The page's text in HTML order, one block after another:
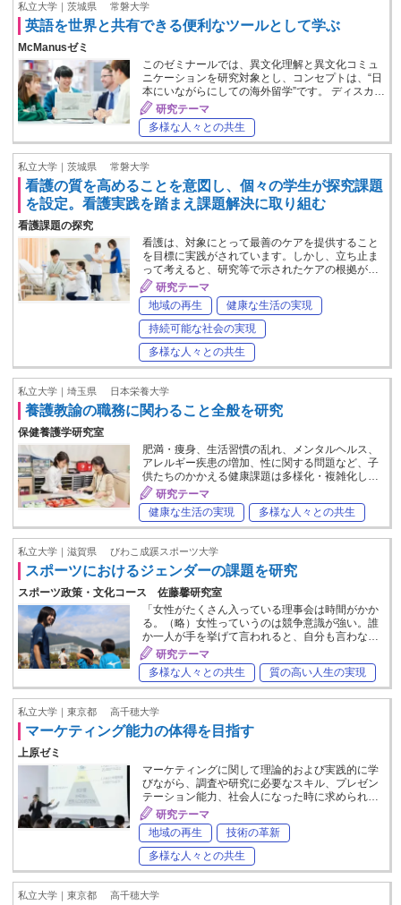
私立大学｜茨城県 常磐大学
英語を世界と共有できる便利なツールとして学ぶ
McManusゼミ
このゼミナールでは、異文化理解と異文化コミュ
ニケーションを研究対象とし、コンセプトは、“日
本にいながらにしての海外留学”です。 ディスカ…
研究テーマ
多様な人々との共生
私立大学｜茨城県 常磐大学
看護の質を高めることを意図し、個々の学生が探究課題
を設定。看護実践を踏まえ課題解決に取り組む
看護課題の探究
看護は、対象にとって最善のケアを提供すること
を目標に実践がされています。しかし、立ち止ま
って考えると、研究等で示されたケアの根拠が…
研究テーマ
地域の再生
健康な生活の実現
持続可能な社会の実現
多様な人々との共生
私立大学｜埼玉県 日本栄養大学
養護教諭の職務に関わること全般を研究
保健養護学研究室
肥満・痩身、生活習慣の乱れ、メンタルヘルス、
アレルギー疾患の増加、性に関する問題など、子
供たちのかかえる健康課題は多様化・複雑化し…
研究テーマ
健康な生活の実現
多様な人々との共生
私立大学｜滋賀県 びわこ成蹊スポーツ大学
スポーツにおけるジェンダーの課題を研究
スポーツ政策・文化コース 佐藤馨研究室
「女性がたくさん入っている理事会は時間がかか
る。（略）女性っていうのは競争意識が強い。誰
か一人が手を挙げて言われると、自分も言わな…
研究テーマ
多様な人々との共生
質の高い人生の実現
私立大学｜東京都 高千穂大学
マーケティング能力の体得を目指す
上原ゼミ
マーケティングに関して理論的および実践的に学
びながら、調査や研究に必要なスキル、プレゼン
テーション能力、社会人になった時に求められ…
研究テーマ
地域の再生
技術の革新
多様な人々との共生
私立大学｜東京都 高千穂大学